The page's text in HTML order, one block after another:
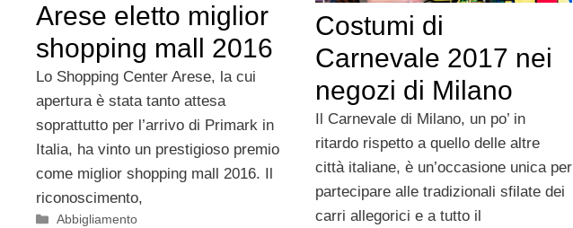
Costumi di
Carnevale 2017 nei
negozi di Milano
Il Carnevale di Milano, un po’ in
ritardo rispetto a quello delle altre
città italiane, è un’occasione unica per
partecipare alle tradizionali sfilate dei
carri allegorici e a tutto il
Arese eletto miglior
shopping mall 2016
Lo Shopping Center Arese, la cui
apertura è stata tanto attesa
soprattutto per l’arrivo di Primark in
Italia, ha vinto un prestigioso premio
come miglior shopping mall 2016. Il
riconoscimento,
Categorie
Abbigliamento